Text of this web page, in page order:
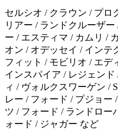
セルシオ / クラウン / プロ
リアー / ランドクルーザ
ー / エスティマ / カムリ /
オン / オデッセイ / インテ
フィット / モビリオ / エデ
インスパイア / レジェンド
ィ / ヴォルクスワーゲン /
レー / フォード / プジョー
ツ / フォード / ランドロー
ォード / ジャガー など